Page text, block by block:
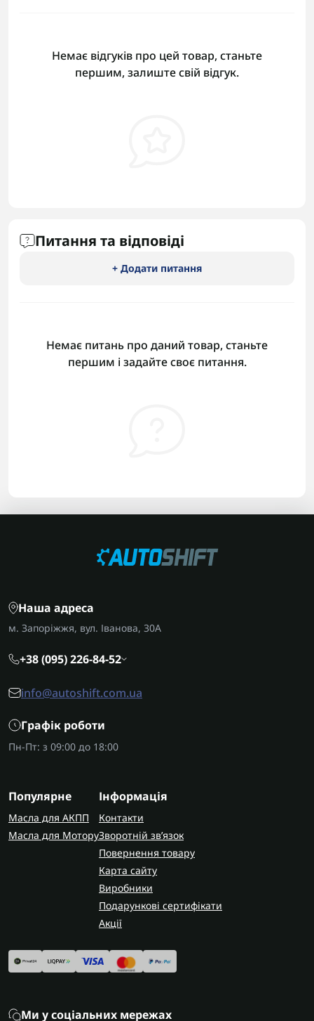
Немає відгуків про цей товар, станьте
першим, залиште свій відгук.
Питання та відповіді
+ Додати питання
Немає питань про даний товар, станьте
першим і задайте своє питання.
Наша адреса
м. Запоріжжя, вул. Іванова, 30А
+38 (095) 226-84-52
info@autoshift.com.ua
Графік роботи
Пн-Пт: з 09:00 до 18:00
Популярне
Масла для АКПП
Масла для Мотору
Інформація
Контакти
Зворотній зв’язок
Повернення товару
Карта сайту
Виробники
Подарункові сертифікати
Акції
Ми у соціальних мережах